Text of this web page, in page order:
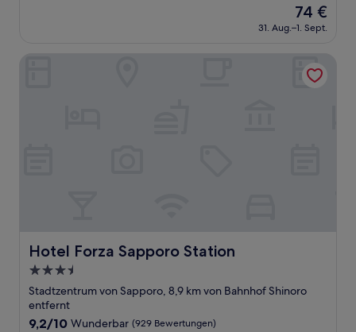
Bewertungen)
Der
Preis
beträgt
74 €
31. Aug.–1. Sept.
Hotel Forza Sapporo Station
Hotel Forza Sapporo Station
3.5-
Sterne-
Unterkunft
Stadtzentrum von Sapporo, 8,9 km von Bahnhof Shinoro
entfernt
9.2
9,2/10 Wunderbar (929 Bewertungen)